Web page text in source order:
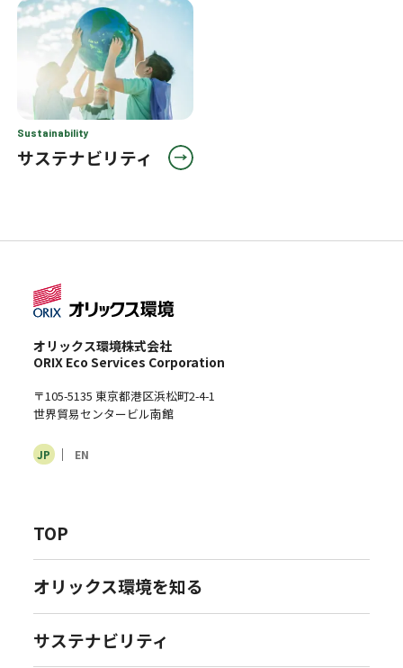
Sustainability
サステナビリティ
オリックス環境株式会社
ORIX Eco Services Corporation
〒105-5135 東京都港区浜松町2-4-1
世界貿易センタービル南館
JP EN
TOP
オリックス環境を知る
サステナビリティ